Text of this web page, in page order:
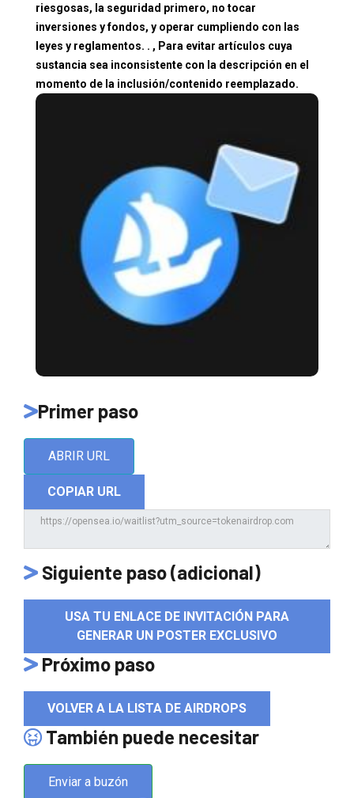
riesgosas, la seguridad primero, no tocar
inversiones y fondos, y operar cumpliendo con las
leyes y reglamentos. . , Para evitar artículos cuya
sustancia sea inconsistente con la descripción en el
momento de la inclusión/contenido reemplazado.
Primer paso
ABRIR URL
COPIAR URL
Siguiente paso (adicional)
USA TU ENLACE DE INVITACIÓN PARA
GENERAR UN POSTER EXCLUSIVO
Próximo paso
VOLVER A LA LISTA DE AIRDROPS
También puede necesitar
Enviar a buzón